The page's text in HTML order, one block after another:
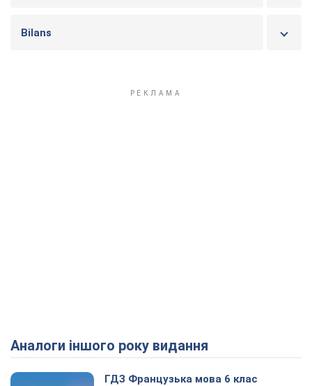
Bilans
Аналоги іншого року видання
ГДЗ Французька мова 6 клас